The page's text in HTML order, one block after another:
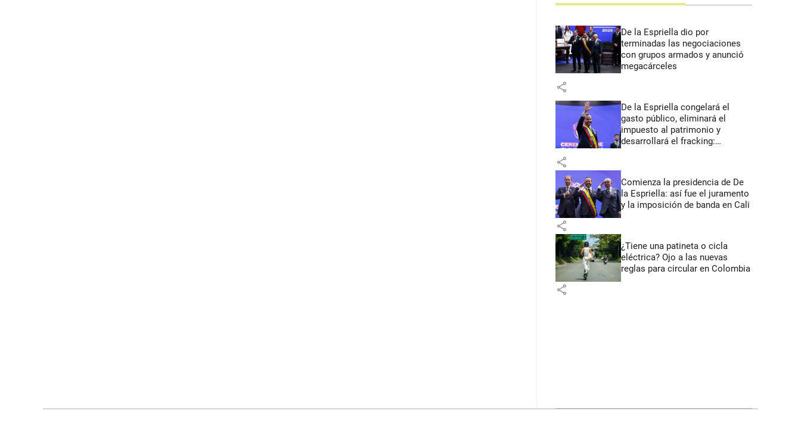
De la Espriella dio por
terminadas las negociaciones
con grupos armados y anunció
megacárceles
share
De la Espriella congelará el
gasto público, eliminará el
impuesto al patrimonio y
desarrollará el fracking:
share
Comienza la presidencia de De
la Espriella: así fue el juramento
y la imposición de banda en Cali
share
¿Tiene una patineta o cicla
eléctrica? Ojo a las nuevas
reglas para circular en Colombia
share